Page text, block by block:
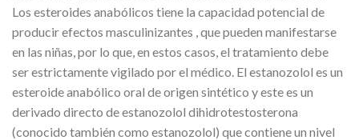
Los esteroides anabólicos tiene la capacidad potencial de
producir efectos masculinizantes , que pueden manifestarse
en las niñas, por lo que, en estos casos, el tratamiento debe
ser estrictamente vigilado por el médico. El estanozolol es un
esteroide anabólico oral de origen sintético y este es un
derivado directo de estanozolol dihidrotestosterona
(conocido también como estanozolol) que contiene un nivel